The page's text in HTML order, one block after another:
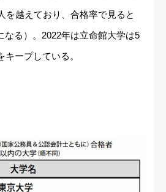
を越えており、合格率で見ると
なる）。2022年は立命館大学は5
ープしている。